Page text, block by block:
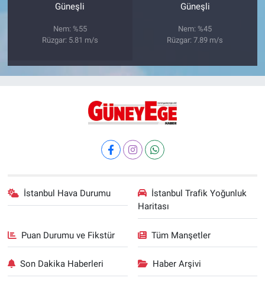
Güneşli
Nem: %55
Rüzgar: 5.81 m/s
Güneşli
Nem: %45
Rüzgar: 7.89 m/s
İstanbul Hava Durumu
İstanbul Trafik Yoğunluk
Haritası
Puan Durumu ve Fikstür Tüm Manşetler
Son Dakika Haberleri Haber Arşivi